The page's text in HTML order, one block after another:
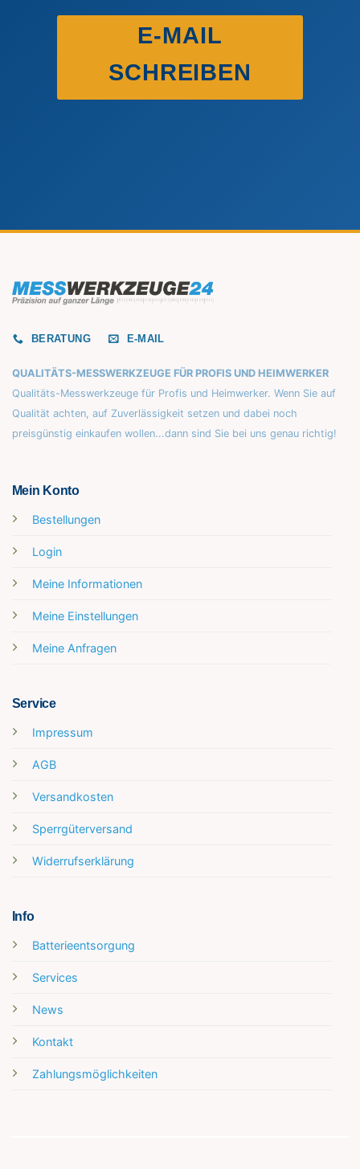
E-MAIL
SCHREIBEN
BERATUNG E-MAIL
QUALITÄTS-MESSWERKZEUGE FÜR PROFIS UND HEIMWERKER
Qualitäts-Messwerkzeuge für Profis und Heimwerker. Wenn Sie auf
Qualität achten, auf Zuverlässigkeit setzen und dabei noch
preisgünstig einkaufen wollen...dann sind Sie bei uns genau richtig!
Mein Konto
Bestellungen
Login
Meine Informationen
Meine Einstellungen
Meine Anfragen
Service
Impressum
AGB
Versandkosten
Sperrgüterversand
Widerrufserklärung
Info
Batterieentsorgung
Services
News
Kontakt
Zahlungsmöglichkeiten